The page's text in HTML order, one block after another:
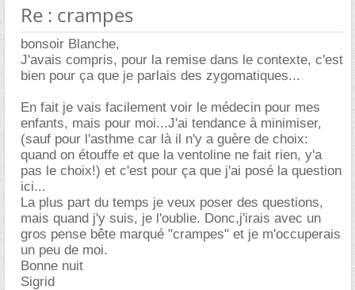
Re : crampes
bonsoir Blanche,
J'avais compris, pour la remise dans le contexte, c'est
bien pour ça que je parlais des zygomatiques...
En fait je vais facilement voir le médecin pour mes
enfants, mais pour moi...J'ai tendance à minimiser,
(sauf pour l'asthme car là il n'y a guère de choix:
quand on étouffe et que la ventoline ne fait rien, y'a
pas le choix!) et c'est pour ça que j'ai posé la question
ici...
La plus part du temps je veux poser des questions,
mais quand j'y suis, je l'oublie. Donc,j'irais avec un
gros pense bête marqué "crampes" et je m'occuperais
un peu de moi.
Bonne nuit
Sigrid